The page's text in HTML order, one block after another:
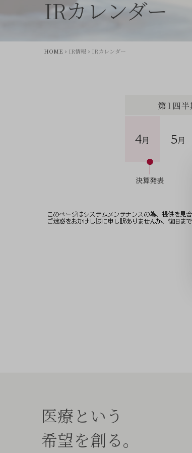
IRカレンダー
HOME IR情報 IRカレンダー
医療という
希望を創る。